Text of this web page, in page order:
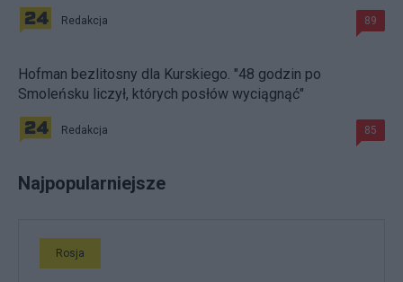
Redakcja 89
Hofman bezlitosny dla Kurskiego. "48 godzin po
Smoleńsku liczył, których posłów wyciągnąć"
Redakcja 85
Najpopularniejsze
Rosja